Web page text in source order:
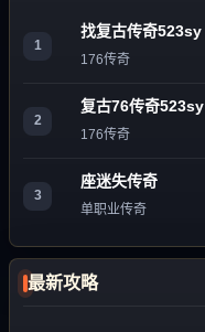
1
找复古传奇523sy
176传奇
2
复古76传奇523sy
176传奇
3
座迷失传奇
单职业传奇
最新攻略